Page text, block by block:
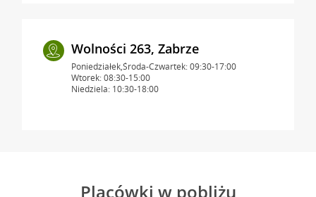
Wolności 263, Zabrze
Poniedziałek,Środa-Czwartek: 09:30-17:00
Wtorek: 08:30-15:00
Niedziela: 10:30-18:00
Placówki w pobliżu